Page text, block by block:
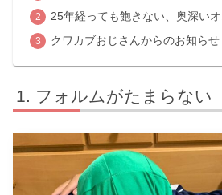
25年経っても飽きない、奥深い
クワカブおじさんからのお知らせ
フォルムがたまらな